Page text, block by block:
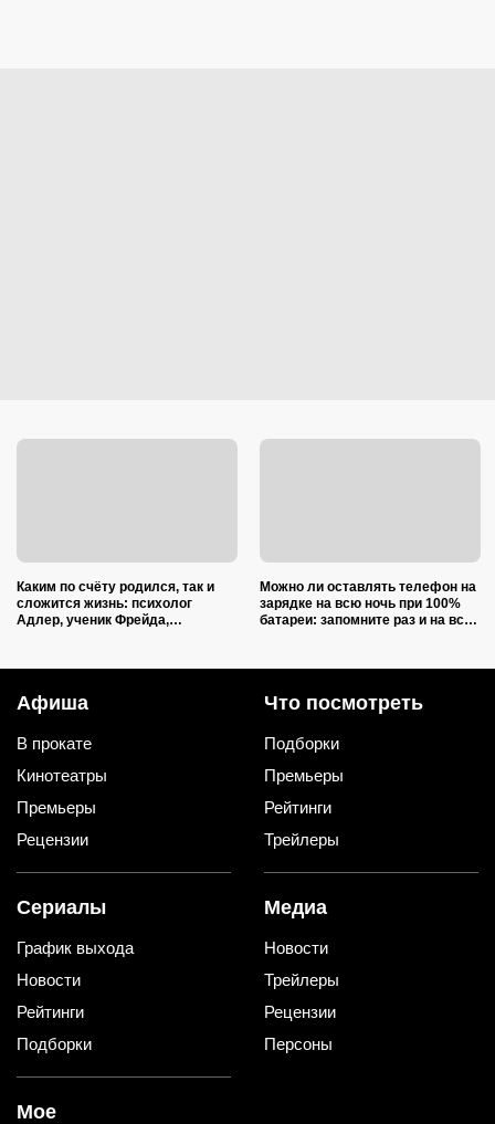
Каким по счёту родился, так и
сложится жизнь: психолог
Адлер, ученик Фрейда,
Можно ли оставлять телефон на
зарядке на всю ночь при 100%
батареи: запомните раз и на всю
Афиша
В прокате
Кинотеатры
Премьеры
Рецензии
Что посмотреть
Подборки
Премьеры
Рейтинги
Трейлеры
Сериалы
График выхода
Новости
Рейтинги
Подборки
Медиа
Новости
Трейлеры
Рецензии
Персоны
Мое